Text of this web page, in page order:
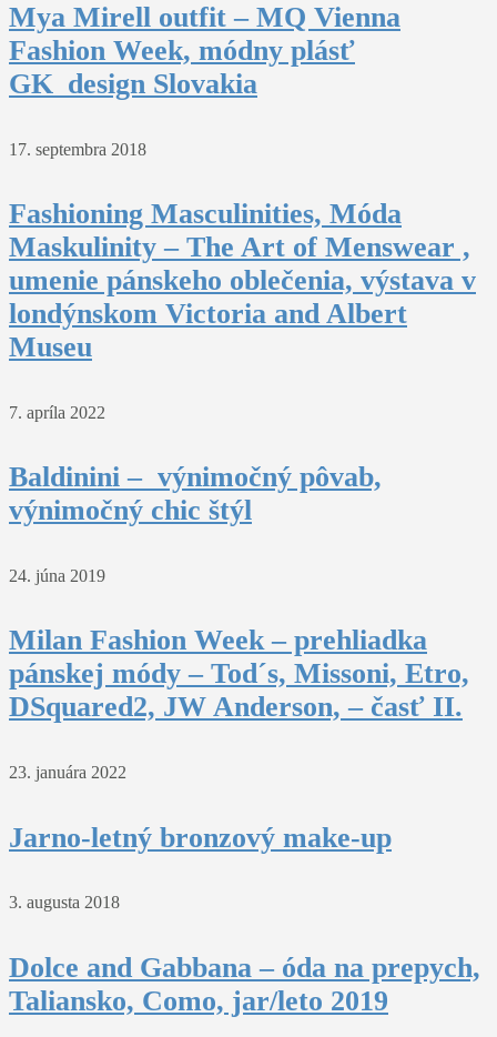
Mya Mirell outfit – MQ Vienna
Fashion Week, módny plásť
GK_design Slovakia
17. septembra 2018
Fashioning Masculinities, Móda
Maskulinity – The Art of Menswear ,
umenie pánskeho oblečenia, výstava v
londýnskom Victoria and Albert
Museu
7. apríla 2022
Baldinini – výnimočný pôvab,
výnimočný chic štýl
24. júna 2019
Milan Fashion Week – prehliadka
pánskej módy – Tod´s, Missoni, Etro,
DSquared2, JW Anderson, – časť II.
23. januára 2022
Jarno-letný bronzový make-up
3. augusta 2018
Dolce and Gabbana – óda na prepych,
Taliansko, Como, jar/leto 2019